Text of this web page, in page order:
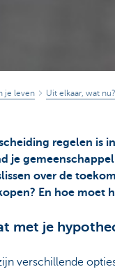
je leven Uit elkaar, wat nu?
regelen is
je
over de
En hoe moet
met je
verschillende